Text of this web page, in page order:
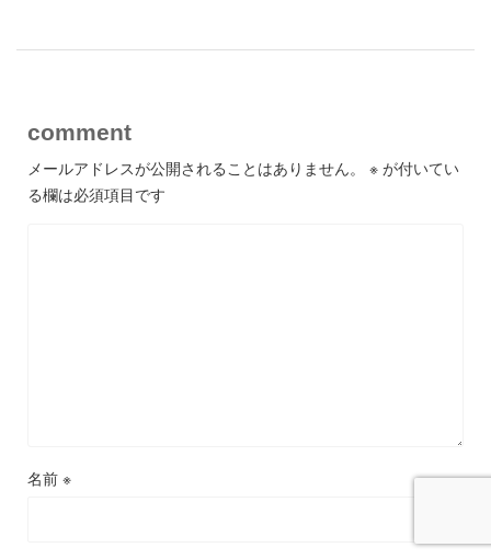
comment
メールアドレスが公開されることはありません。 ※ が付いてい
る欄は必須項目です
名前 ※